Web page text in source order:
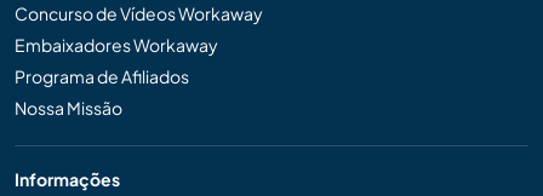
Concurso de Vídeos Workaway
Embaixadores Workaway
Programa de Afiliados
Nossa Missão
Informações